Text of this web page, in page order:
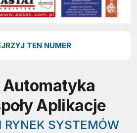
TEN NUMER
Automatyka
Aplikacje
RYNEK SYSTEMÓW